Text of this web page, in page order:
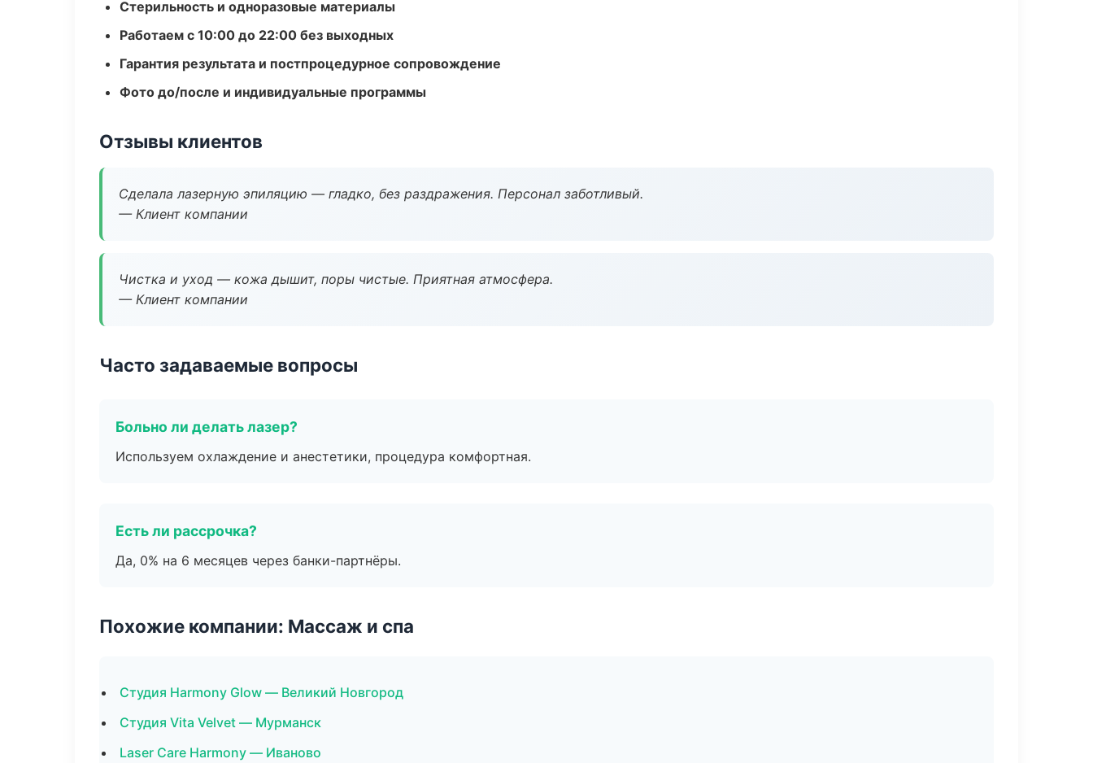
Стерильность и одноразовые материалы
Работаем с 10:00 до 22:00 без выходных
Гарантия результата и постпроцедурное сопровождение
Фото до/после и индивидуальные программы
Отзывы клиентов
Сделала лазерную эпиляцию — гладко, без раздражения. Персонал заботливый.
— Клиент компании
Чистка и уход — кожа дышит, поры чистые. Приятная атмосфера.
— Клиент компании
Часто задаваемые вопросы
Больно ли делать лазер?
Используем охлаждение и анестетики, процедура комфортная.
Есть ли рассрочка?
Да, 0% на 6 месяцев через банки-партнёры.
Похожие компании: Массаж и спа
Студия Harmony Glow — Великий Новгород
Студия Vita Velvet — Мурманск
Laser Care Harmony — Иваново